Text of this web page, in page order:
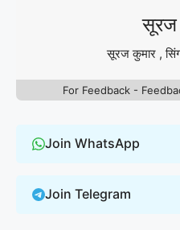
सूरज
सूरज कुमार ,
For Feedback -
Join WhatsApp
Join Telegram